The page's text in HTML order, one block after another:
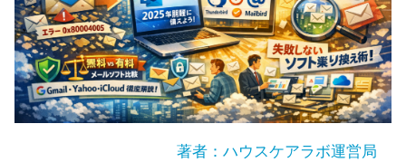
著者：ハウスケアラボ運営局